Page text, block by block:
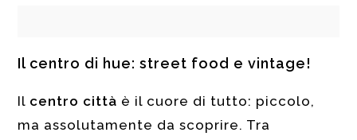
Il centro di hue: street food e vintage!
Il centro città è il cuore di tutto: piccolo,
ma assolutamente da scoprire. Tra